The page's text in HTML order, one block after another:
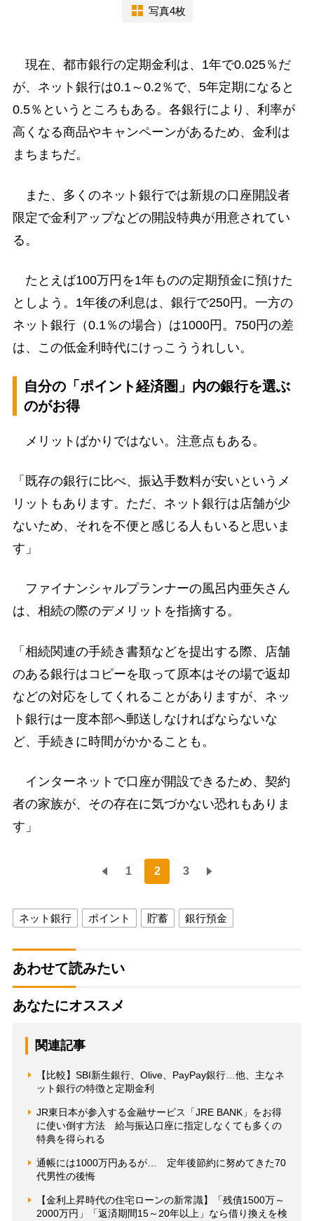
写真4枚
現在、都市銀行の定期金利は、1年で0.025％だ
が、ネット銀行は0.1～0.2％で、5年定期になると
0.5％というところもある。各銀行により、利率が
高くなる商品やキャンペーンがあるため、金利は
まちまちだ。
また、多くのネット銀行では新規の口座開設者
限定で金利アップなどの開設特典が用意されてい
る。
たとえば100万円を1年ものの定期預金に預けた
としよう。1年後の利息は、銀行で250円。一方の
ネット銀行（0.1％の場合）は1000円。750円の差
は、この低金利時代にけっこううれしい。
自分の「ポイント経済圏」内の銀行を選ぶ
のがお得
メリットばかりではない。注意点もある。
「既存の銀行に比べ、振込手数料が安いというメ
リットもあります。ただ、ネット銀行は店舗が少
ないため、それを不便と感じる人もいると思いま
す」
ファイナンシャルプランナーの風呂内亜矢さん
は、相続の際のデメリットを指摘する。
「相続関連の手続き書類などを提出する際、店舗
のある銀行はコピーを取って原本はその場で返却
などの対応をしてくれることがありますが、ネッ
ト銀行は一度本部へ郵送しなければならないな
ど、手続きに時間がかかることも。
インターネットで口座が開設できるため、契約
者の家族が、その存在に気づかない恐れもありま
す」
1 2 3
ネット銀行 ポイント 貯蓄 銀行預金
あわせて読みたい
あなたにオススメ
関連記事
【比較】SBI新生銀行、Olive、PayPay銀行…他、主なネ
ット銀行の特徴と定期金利
JR東日本が参入する金融サービス「JRE BANK」をお得
に使い倒す方法 給与振込口座に指定しなくても多くの
特典を得られる
通帳には1000万円あるが… 定年後節約に努めてきた70
代男性の後悔
【金利上昇時代の住宅ローンの新常識】「残債1500万～
2000万円」「返済期間15～20年以上」なら借り換えを検